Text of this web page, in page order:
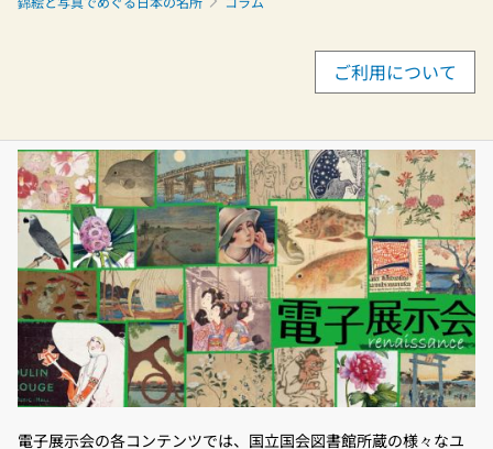
ご利用について
電子展示会の各コンテンツでは、国立国会図書館所蔵の様々なユ